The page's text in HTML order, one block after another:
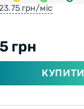
грн/міс
грн
КУПИТИ